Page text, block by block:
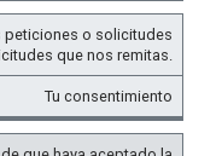
peticiones o solicitudes
que nos remitas.
Tu consentimiento